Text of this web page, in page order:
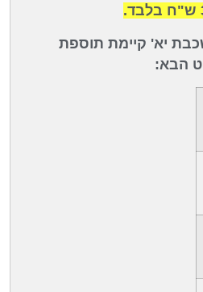
יא' קיימת תוספת
הבא: